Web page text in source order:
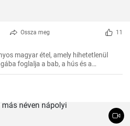
Ossza meg 11
magyar étel, amely hihetetlenül
foglalja a bab, a hús és a
Egy tökéletes étel a hideg téli
a receptnek segítségével 20 főre